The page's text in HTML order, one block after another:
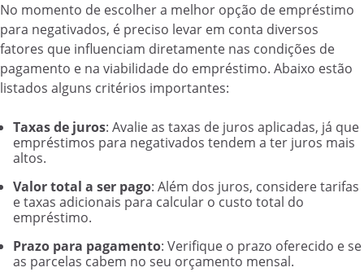
No momento de escolher a melhor opção de empréstimo
para negativados, é preciso levar em conta diversos
fatores que influenciam diretamente nas condições de
pagamento e na viabilidade do empréstimo. Abaixo estão
listados alguns critérios importantes:
Taxas de juros: Avalie as taxas de juros aplicadas, já que
empréstimos para negativados tendem a ter juros mais
altos.
Valor total a ser pago: Além dos juros, considere tarifas
e taxas adicionais para calcular o custo total do
empréstimo.
Prazo para pagamento: Verifique o prazo oferecido e se
as parcelas cabem no seu orçamento mensal.